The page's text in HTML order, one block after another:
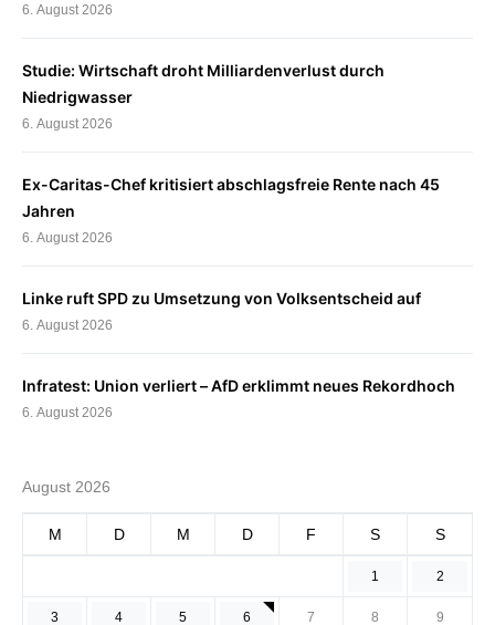
6. August 2026
Studie: Wirtschaft droht Milliardenverlust durch
Niedrigwasser
6. August 2026
Ex-Caritas-Chef kritisiert abschlagsfreie Rente nach 45
Jahren
6. August 2026
Linke ruft SPD zu Umsetzung von Volksentscheid auf
6. August 2026
Infratest: Union verliert – AfD erklimmt neues Rekordhoch
6. August 2026
August 2026
M D M D F S S
1 2
3 4 5 6 7 8 9